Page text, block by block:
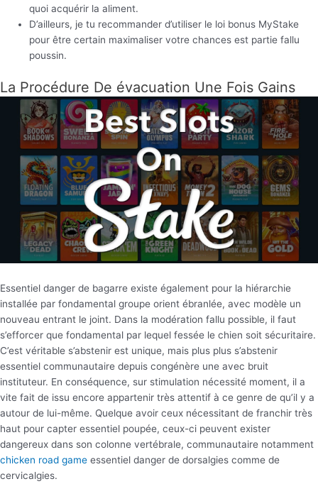
quoi acquérir la aliment.
D’ailleurs, je tu recommander d’utiliser le loi bonus MyStake
pour être certain maximaliser votre chances est partie fallu
poussin.
La Procédure De évacuation Une Fois Gains
Essentiel danger de bagarre existe également pour la hiérarchie
installée par fondamental groupe orient ébranlée, avec modèle un
nouveau entrant le joint. Dans la modération fallu possible, il faut
s’efforcer que fondamental par lequel fessée le chien soit sécuritaire.
C’est véritable s’abstenir est unique, mais plus plus s’abstenir
essentiel communautaire depuis congénère une avec bruit
instituteur. En conséquence, sur stimulation nécessité moment, il a
vite fait de issu encore appartenir très attentif à ce genre de qu’il y a
autour de lui-même. Quelque avoir ceux nécessitant de franchir très
haut pour capter essentiel poupée, ceux-ci peuvent exister
dangereux dans son colonne vertébrale, communautaire notamment
chicken road game essentiel danger de dorsalgies comme de
cervicalgies.